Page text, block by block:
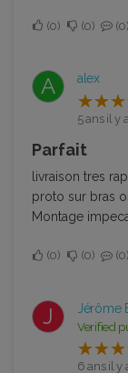
0 0 0
A alex
5 ans il y a
Parfait
livraison tres
proto sur bras
Montage
0 0 0
J Jérôme
Verified
6 ans il y